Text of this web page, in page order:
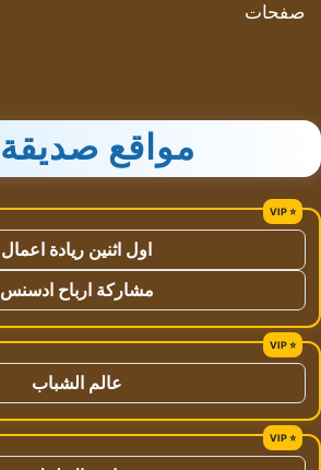
صفحات
مواقع صديقة
اول اثنين ريادة اعمال
مشاركة ارباح ادسنس
عالم الشباب